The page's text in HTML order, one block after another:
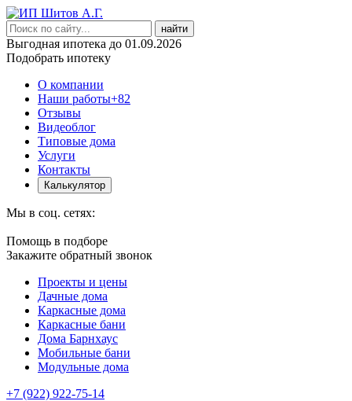
найти
Выгодная ипотека до 01.09.2026
Подобрать ипотеку
О компании
Наши работы+82
Отзывы
Видеоблог
Типовые дома
Услуги
Контакты
Калькулятор
Мы в соц. сетях:
Помощь в подборе
Закажите обратный звонок
Проекты и цены
Дачные дома
Каркасные дома
Каркасные бани
Дома Барнхаус
Мобильные бани
Модульные дома
+7 (922) 922-75-14